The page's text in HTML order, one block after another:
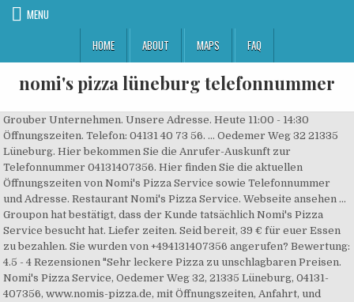
MENU
HOME
ABOUT MAPS FAQ
nomi's pizza lüneburg telefonnummer
Grouber Unternehmen. Unsere Adresse. Heute 11:00 - 14:30
Öffnungszeiten. Telefon: 04131 40 73 56. ... Oedemer Weg 32 21335
Lüneburg. Hier bekommen Sie die Anrufer-Auskunft zur
Telefonnummer 04131407356. Hier finden Sie die aktuellen
Öffnungszeiten von Nomi's Pizza Service sowie Telefonnummer
und Adresse. Restaurant Nomi's Pizza Service. Webseite ansehen ...
Groupon hat bestätigt, dass der Kunde tatsächlich Nomi's Pizza
Service besucht hat. Liefer zeiten. Seid bereit, 39 € für euer Essen
zu bezahlen. Sie wurden von +494131407356 angerufen? Bewertung:
4.5 - 4 Rezensionen "Sehr leckere Pizza zu unschlagbaren Preisen.
Nomi's Pizza Service, Oedemer Weg 32, 21335 Lüneburg, 04131-
407356, www.nomis-pizza.de, mit Öffnungszeiten, Anfahrt, und